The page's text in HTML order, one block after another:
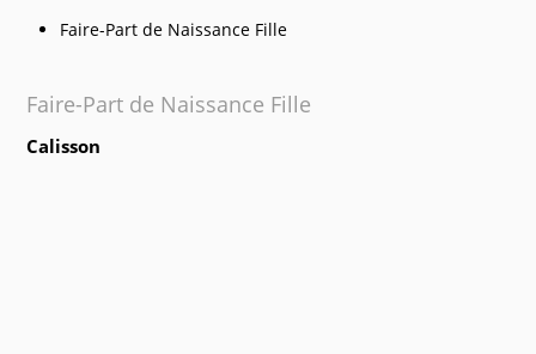
Faire-Part de Naissance Fille
Faire-Part de Naissance Fille
Calisson